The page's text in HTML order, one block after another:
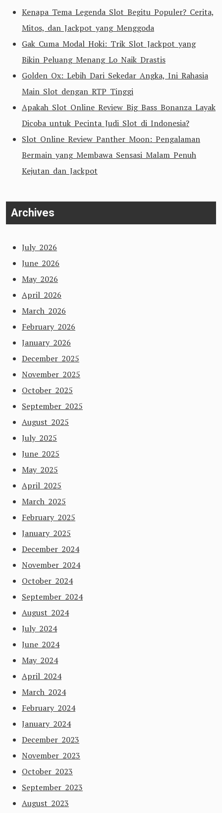
Kenapa Tema Legenda Slot Begitu Populer? Cerita,
Mitos, dan Jackpot yang Menggoda
Gak Cuma Modal Hoki: Trik Slot Jackpot yang
Bikin Peluang Menang Lo Naik Drastis
Golden Ox: Lebih Dari Sekedar Angka, Ini Rahasia
Main Slot dengan RTP Tinggi
Apakah Slot Online Review Big Bass Bonanza Layak
Dicoba untuk Pecinta Judi Slot di Indonesia?
Slot Online Review Panther Moon: Pengalaman
Bermain yang Membawa Sensasi Malam Penuh
Kejutan dan Jackpot
Archives
July 2026
June 2026
May 2026
April 2026
March 2026
February 2026
January 2026
December 2025
November 2025
October 2025
September 2025
August 2025
July 2025
June 2025
May 2025
April 2025
March 2025
February 2025
January 2025
December 2024
November 2024
October 2024
September 2024
August 2024
July 2024
June 2024
May 2024
April 2024
March 2024
February 2024
January 2024
December 2023
November 2023
October 2023
September 2023
August 2023